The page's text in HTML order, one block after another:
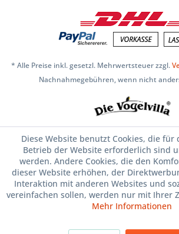
* Alle Preise inkl. gesetzl. Mehrwertsteuer zzgl.
Nachnahmegebühren, wenn nicht
Diese Website benutzt Cookies, die für
Betrieb der Website erforderlich sind
werden. Andere Cookies, die den
dieser Website erhöhen, der
Interaktion mit anderen Websites und
vereinfachen sollen, werden nur mit Ihrer
Mehr Informationen